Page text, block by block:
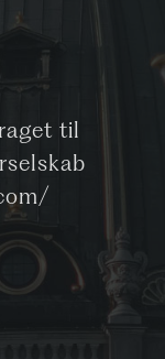
til